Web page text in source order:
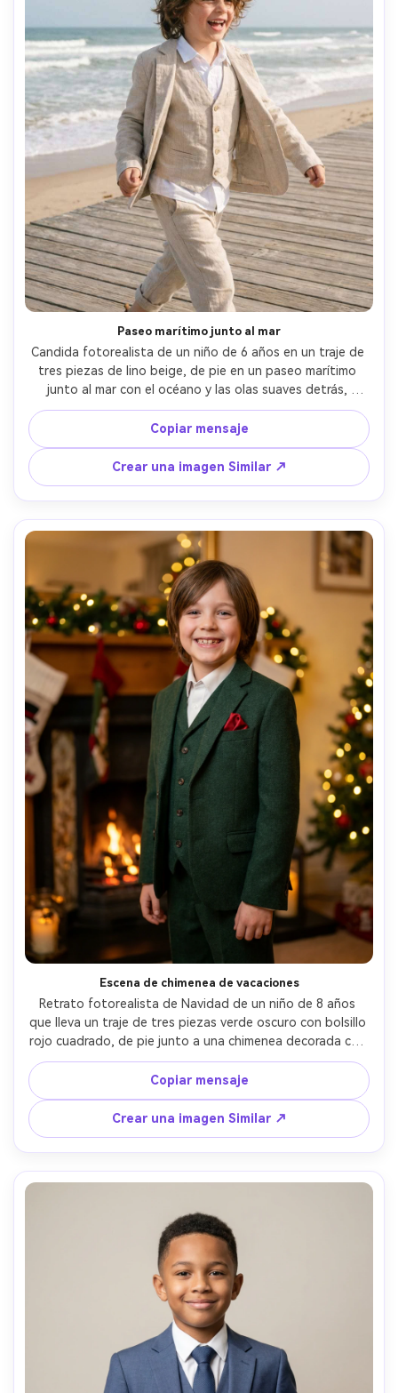
Paseo marítimo junto al mar
Candida fotorealista de un niño de 6 años en un traje de
tres piezas de lino beige, de pie en un paseo marítimo
junto al mar con el océano y las olas suaves detrás,
movimiento del cabello brillante, luz natural brillante,
disparado en Sony A7C II, 35 mm f/2, marco de cuerpo
completo, grado de color costero aireado, textura de lino
realista, alegre sensación de verano- -ar 4:5
Copiar mensaje
Crear una imagen Similar ↗
Escena de chimenea de vacaciones
Retrato fotorealista de Navidad de un niño de 8 años
que lleva un traje de tres piezas verde oscuro con bolsillo
rojo cuadrado, de pie junto a una chimenea decorada con
luces cálidas y bokeh sutil, acogedor interior de
tungsteno iluminación, tomado en Canon EOS R6, 50 mm
f/1.4, enmarcado medio, expresión alegre, detalles de tela
realistas, familia festiva-Estilo de la foto- -ar 4:5
Copiar mensaje
Crear una imagen Similar ↗